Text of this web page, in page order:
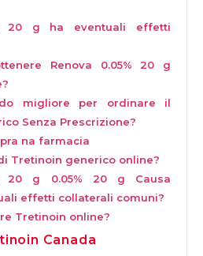
20 g ha eventuali effetti
Renova 0.05% 20 g
migliore per ordinare il
Senza Prescrizione?
na farmacia
Tretinoin generico online?
20 g 0.05% 20 g Causa
effetti collaterali comuni?
Tretinoin online?
Canada